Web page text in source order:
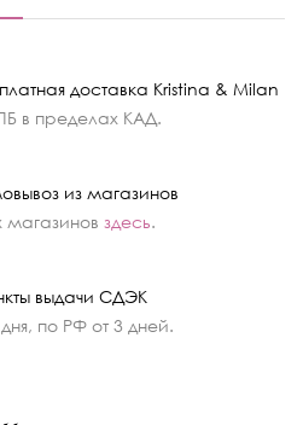
доставка Kristina & Milan
в пределах КАД.
из магазинов
магазинов здесь.
выдачи СДЭК
по РФ от 3 дней.